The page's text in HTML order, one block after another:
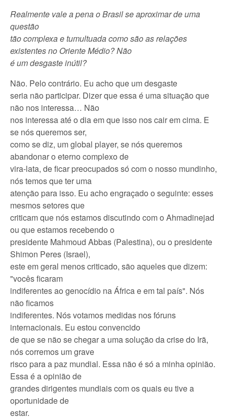
Realmente vale a pena o Brasil se aproximar de uma
questão
tão complexa e tumultuada como são as relações
existentes no Oriente Médio? Não
é um desgaste inútil?
Não. Pelo contrário. Eu acho que um desgaste
seria não participar. Dizer que essa é uma situação que
não nos interessa… Não
nos interessa até o dia em que isso nos cair em cima. E
se nós queremos ser,
como se diz, um global player, se nós queremos
abandonar o eterno complexo de
vira-lata, de ficar preocupados só com o nosso mundinho,
nós temos que ter uma
atenção para isso. Eu acho engraçado o seguinte: esses
mesmos setores que
criticam que nós estamos discutindo com o Ahmadinejad
ou que estamos recebendo o
presidente Mahmoud Abbas (Palestina), ou o presidente
Shimon Peres (Israel),
este em geral menos criticado, são aqueles que dizem:
"vocês ficaram
indiferentes ao genocídio na África e em tal país". Nós
não ficamos
indiferentes. Nós votamos medidas nos fóruns
internacionais. Eu estou convencido
de que se não se chegar a uma solução da crise do Irã,
nós corremos um grave
risco para a paz mundial. Essa não é só a minha opinião.
Essa é a opinião de
grandes dirigentes mundiais com os quais eu tive a
oportunidade de
estar.